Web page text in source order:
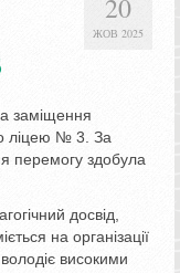
20
ЖОВ 2025
заміщення
ліцею № 3. За
перемогу здобула
досвід,
на організації
високими